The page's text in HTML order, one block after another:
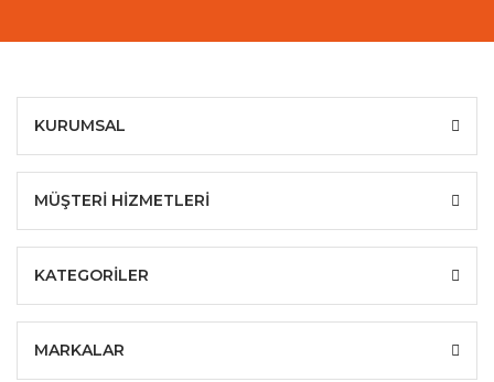
KURUMSAL
MÜŞTERİ HİZMETLERİ
KATEGORİLER
MARKALAR